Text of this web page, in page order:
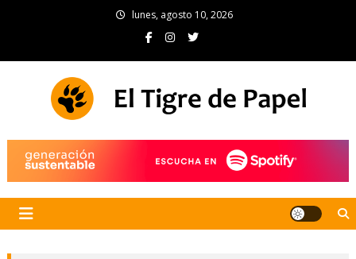
lunes, agosto 10, 2026